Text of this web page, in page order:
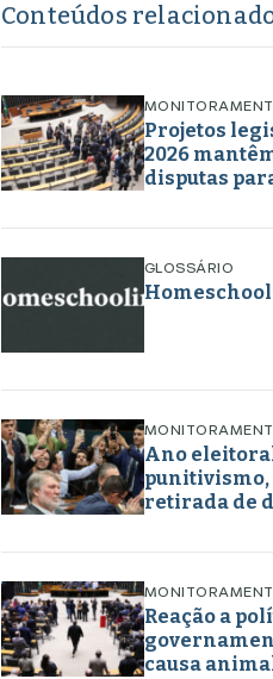
Conteúdos
Projetos
2026
disputas
gênero,
GLOSSÁRIO
Ano
punitivismo,
retirada de
2026
Reação a
causa